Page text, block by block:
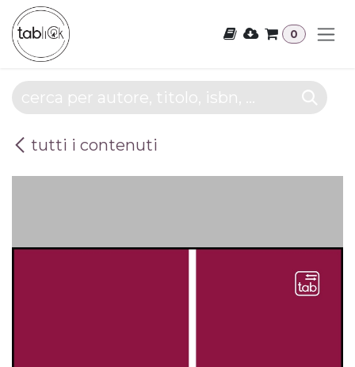
Passa al contenuto
0
tutti i contenuti